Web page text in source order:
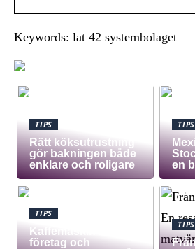
Keywords: lat 42 systembolaget
TIPS
Rätt köksutrustning
gör bakningen både
enklare och roligare
TIPS
en
TIPS
Kaffemaskin för
företag och
TIPS